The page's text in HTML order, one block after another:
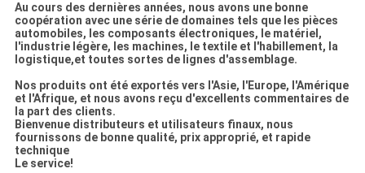
Au cours des dernières années, nous avons une bonne
coopération avec une série de domaines tels que les pièces
automobiles, les composants électroniques, le matériel,
l'industrie légère, les machines, le textile et l'habillement, la
logistique,et toutes sortes de lignes d'assemblage.
Nos produits ont été exportés vers l'Asie, l'Europe, l'Amérique
et l'Afrique, et nous avons reçu d'excellents commentaires de
la part des clients.
Bienvenue distributeurs et utilisateurs finaux, nous
fournissons de bonne qualité, prix approprié, et rapide
technique
Le service!